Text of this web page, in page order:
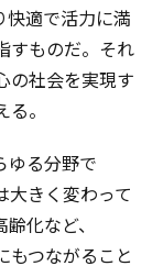
快適で活力に満
すものだ。それ
の社会を実現す
る。
ゆる分野で
大きく変わって
齢化など、
もつながること